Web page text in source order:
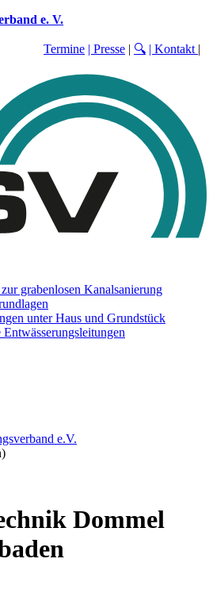
e. V.
Termine | Presse | 🔍 | Kontakt |
grabenlosen Kanalsanierung
unter Haus und Grundstück
e.V.
Dommel